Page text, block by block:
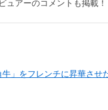
ュアーのコメントも掲載！
」をフレンチに昇華させ